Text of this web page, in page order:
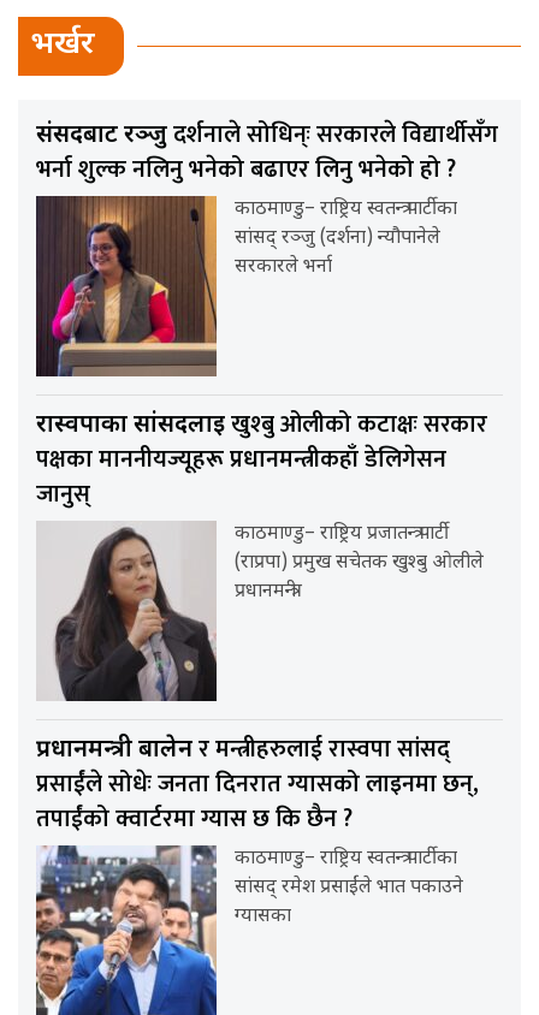
भर्खर
संसदबाट रञ्जुदर्शनाले सोधिन्ः सरकारले विद्यार्थीसँग
भर्ना शुल्क नलिनु भनेको बढाएर लिनु भनेको हो ?
काठमाण्डु– राष्ट्रिय स्वतन्त्र पार्टीका
सांसद् रञ्जु (दर्शना) न्यौपानेले
सरकारले भर्ना
रास्वपाका सांसदलाईखुश्बु ओलीको कटाक्षः सरकार
पक्षका माननीयज्यूहरू प्रधानमन्त्रीकहाँ डेलिगेसन
जानुस्
काठमाण्डु– राष्ट्रिय प्रजातन्त्र पार्टी
(राप्रपा) प्रमुख सचेतक खुश्बु ओलीले
प्रधानमन्त्री
प्रधानमन्त्री बालेनर मन्त्रीहरुलाई रास्वपा सांसद्
प्रसाईंले सोधेः जनता दिनरात ग्यासको लाइनमा छन्,
तपाईंको क्वार्टरमा ग्यास छ कि छैन ?
काठमाण्डु– राष्ट्रिय स्वतन्त्र पार्टीका
सांसद् रमेश प्रसाईंले भात पकाउने
ग्यासका